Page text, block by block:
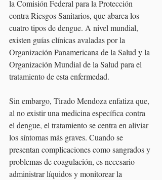
la Comisión Federal para la Protección
contra Riesgos Sanitarios, que abarca los
cuatro tipos de dengue. A nivel mundial,
existen guías clínicas avaladas por la
Organización Panamericana de la Salud y la
Organización Mundial de la Salud para el
tratamiento de esta enfermedad.
Sin embargo, Tirado Mendoza enfatiza que,
al no existir una medicina específica contra
el dengue, el tratamiento se centra en aliviar
los síntomas más graves. Cuando se
presentan complicaciones como sangrados y
problemas de coagulación, es necesario
administrar líquidos y monitorear la